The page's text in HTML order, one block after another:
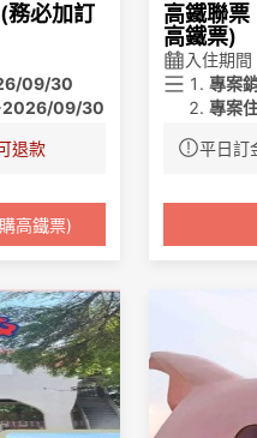
務必加訂
09/30
2026/09/30
騎士四人房
購4/1
搭乘
至四)5
，疏運
端午節
及教
優惠)
省1,86
退款
高鐵票)
高鐵聯
高鐵票)
入住期
專案
專案
專案
等
票價
平日訂